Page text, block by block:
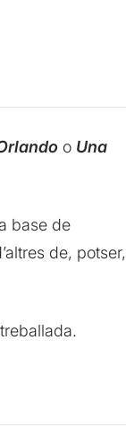
o Una
base de
de, potser,